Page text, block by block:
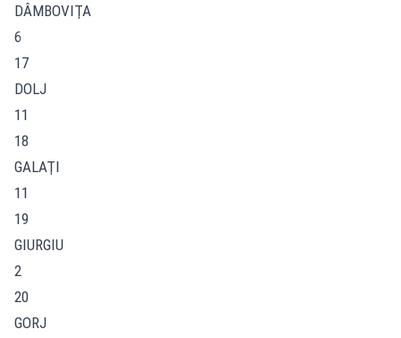
DÂMBOVIŢA
6
17
DOLJ
11
18
GALAŢI
11
19
GIURGIU
2
20
GORJ